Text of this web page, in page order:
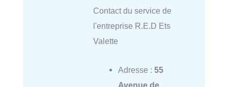
Contact du service de
l'entreprise R.E.D Ets
Valette
Adresse : 55
Avenue de